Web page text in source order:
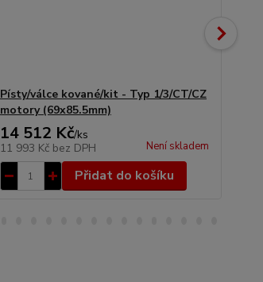
Písty/válce kované/kit - Typ 1/3/CT/CZ
motory (69x85.5mm)
14 512 Kč/ks
11 993 Kč bez DPH Není skladem
Přidat do košíku